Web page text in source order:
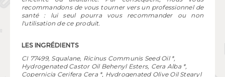
recommandons de vous tourner vers un professionnel de
santé : lui seul pourra vous recommander ou non
l'utilisation de ce produit.
LES INGRÉDIENTS
CI 77499, Squalane, Ricinus Communis Seed Oil *,
Hydrogenated Castor Oil Behenyl Esters, Cera Alba *,
Copernicia Cerifera Cera *, Hydrogenated Olive Oil Stearyl